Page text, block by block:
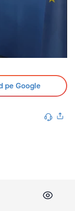
pe Google